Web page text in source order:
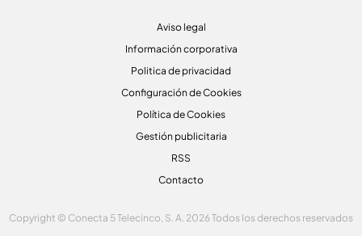
Aviso legal
Información corporativa
Politica de privacidad
Configuración de Cookies
Política de Cookies
Gestión publicitaria
RSS
Contacto
Copyright © Conecta 5 Telecinco, S. A. 2026 Todos los derechos reservados